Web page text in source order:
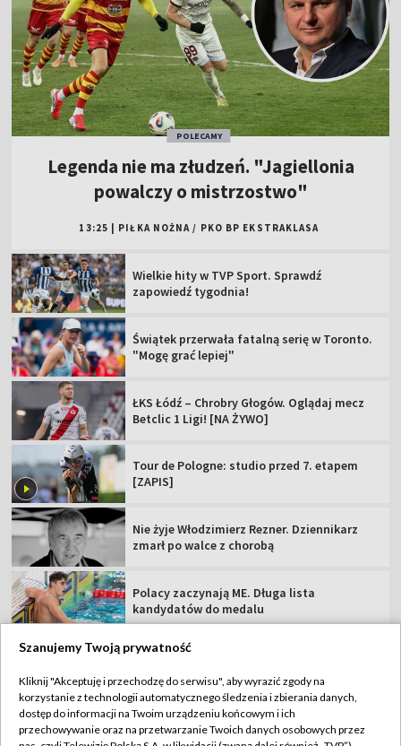
POLECAMY
Legenda nie ma złudzeń. "Jagiellonia
powalczy o mistrzostwo"
13:25 PIŁKA NOŻNA / PKO BP EKSTRAKLASA
Wielkie hity w TVP Sport. Sprawdź
zapowiedź tygodnia!
Świątek przerwała fatalną serię w Toronto.
"Mogę grać lepiej"
ŁKS Łódź – Chrobry Głogów. Oglądaj mecz
Betclic 1 Ligi! [NA ŻYWO]
Tour de Pologne: studio przed 7. etapem
[ZAPIS]
Nie żyje Włodzimierz Rezner. Dziennikarz
zmarł po walce z chorobą
Polacy zaczynają ME. Długa lista
kandydatów do medalu
TVP
Abonament TVP
Regulamin TVP
Szanujemy Twoją prywatność
Kliknij "Akceptuję i przechodzę do serwisu", aby wyrazić zgody na
korzystanie z technologii automatycznego śledzenia i zbierania danych,
dostęp do informacji na Twoim urządzeniu końcowym i ich
przechowywanie oraz na przetwarzanie Twoich danych osobowych przez